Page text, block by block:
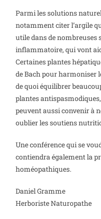
Parmi les solutions
notamment citer l’argile
utile dans de
inflammatoire, qui vont
Certaines plantes
de Bach pour harmoniser
de quoi équilibrer
plantes
peuvent aussi convenir à
oublier les soutiens
Une conférence qui se
contiendra également la
homéopathiques.
Daniel Gramme
Herboriste Naturopathe